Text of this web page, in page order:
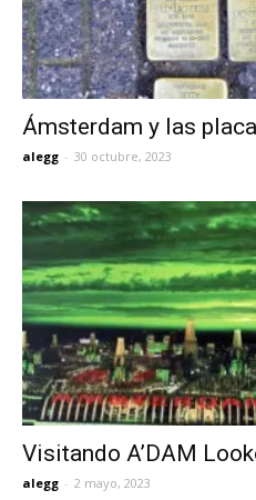
Ámsterdam y las
alegg - 30 octubre, 2023
Visitando A’DAM
alegg - 2 mayo, 2023